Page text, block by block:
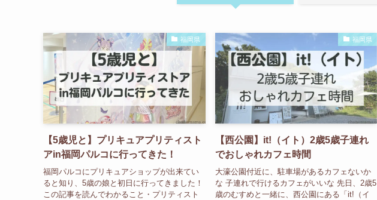
福岡県
【5歳児と】プリキュアプリティスト
アin福岡パルコに行ってきた！
福岡パルコにプリキュアショップが出来てい
ると知り、5歳の娘と初日に行ってきました！
この記事を読んでわかること・プリティスト
福岡県
【西公園】it!（イト）2歳5歳子連れ
でおしゃれカフェ時間
大濠公園付近に、駐車場があるカフェないか
な 子連れで行けるカフェがいいな 先日、2歳5
歳のむすめと一緒に、西公園にある「it!（イ